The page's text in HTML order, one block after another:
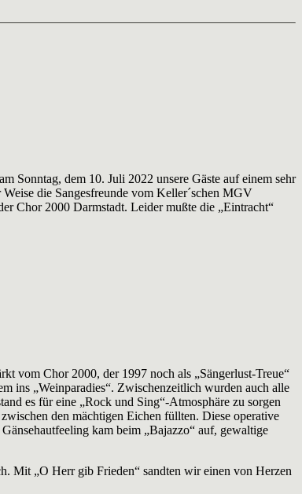
Sonntag, dem 10. Juli 2022 unsere Gäste auf einem sehr
die Sangesfreunde vom Keller´schen MGV
Chor 2000 Darmstadt. Leider mußte die „Eintracht“
vom Chor 2000, der 1997 noch als „Sängerlust-Treue“
ins „Weinparadies“. Zwischenzeitlich wurden auch alle
es für eine „Rock und Sing“-Atmosphäre zu sorgen
den mächtigen Eichen füllten. Diese operative
kam beim „Bajazzo“ auf, gewaltige
Mit „O Herr gib Frieden“ sandten wir einen von Herzen